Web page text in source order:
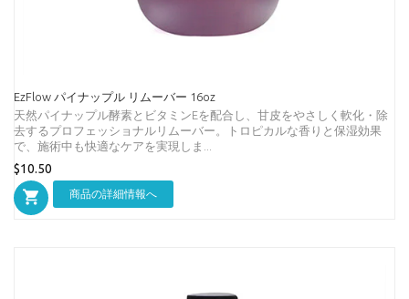
EzFlow パイナップル リムーバー 16oz
天然パイナップル酵素とビタミンEを配合し、甘皮をやさしく軟化・除
去するプロフェッショナルリムーバー。トロピカルな香りと保湿効果
で、施術中も快適なケアを実現しま...
$10.50
商品の詳細情報へ